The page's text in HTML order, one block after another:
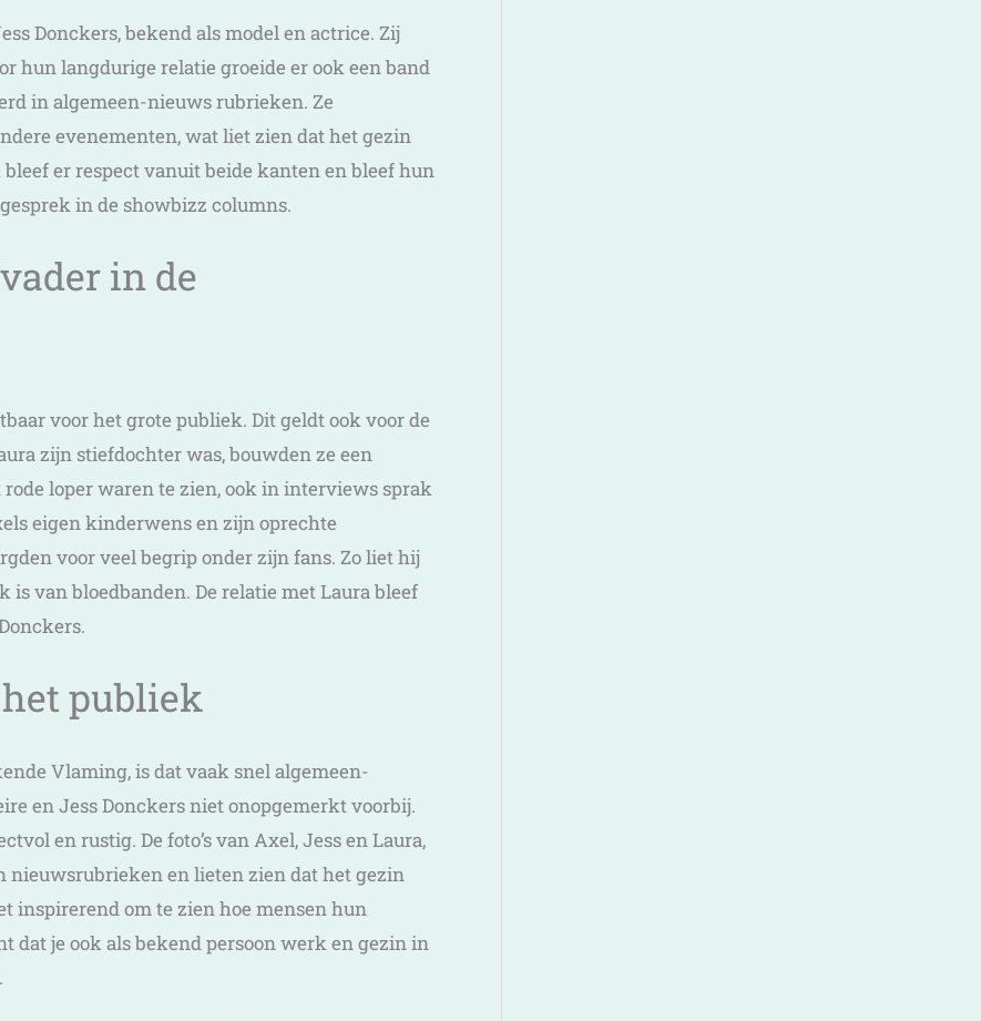
Donckers, bekend als model en actrice. Zij
hun langdurige relatie groeide er ook een band
in algemeen-nieuws rubrieken. Ze
evenementen, wat liet zien dat het gezin
er respect vanuit beide kanten en bleef hun
in de showbizz columns.
in de
voor het grote publiek. Dit geldt ook voor de
zijn stiefdochter was, bouwden ze een
loper waren te zien, ook in interviews sprak
eigen kinderwens en zijn oprechte
voor veel begrip onder zijn fans. Zo liet hij
van bloedbanden. De relatie met Laura bleef
publiek
Vlaming, is dat vaak snel algemeen-
en Jess Donckers niet onopgemerkt voorbij.
en rustig. De foto’s van Axel, Jess en Laura,
nieuwsrubrieken en lieten zien dat het gezin
inspirerend om te zien hoe mensen hun
dat je ook als bekend persoon werk en gezin in